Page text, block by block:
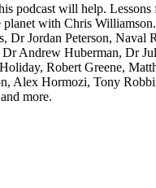
podcast will help. Lessons
planet with Chris
Dr Jordan Peterson, Naval
Andrew Huberman, Dr
Robert Greene,
Alex Hormozi, Tony
more.